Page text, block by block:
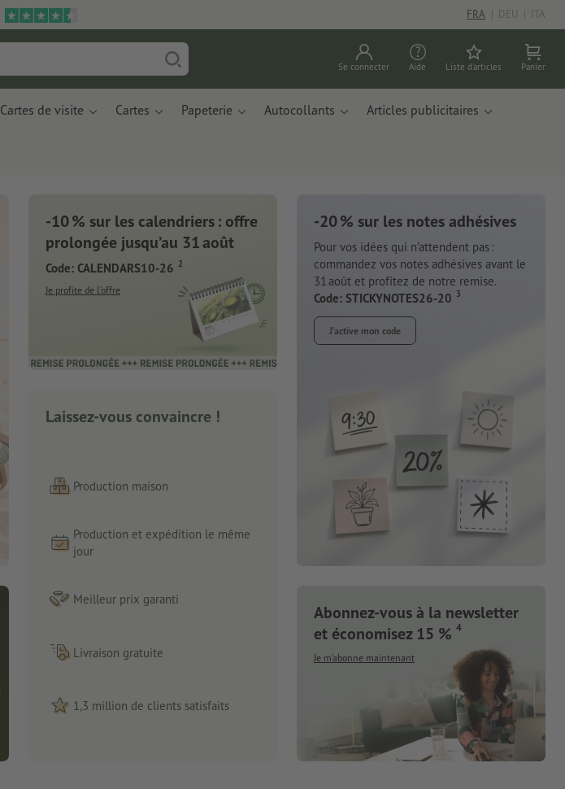
FRA | DEU | ITA
Se connecter Aide Liste d'articles Panier
Cartes de visite Cartes Papeterie Autocollants Articles publicitaires
-10 % sur les calendriers : offre
prolongée jusqu’au 31 août
Code: CALENDARS10-26 2
Je profite de l’offre
Laissez-vous convaincre !
Production maison
Production et expédition le même
jour
Meilleur prix garanti
Livraison gratuite
1,3 million de clients satisfaits
-20 % sur les notes adhésives
Pour vos idées qui n’attendent pas :
commandez vos notes adhésives avant le
31 août et profitez de notre remise.
Code: STICKYNOTES26-20 3
J’active mon code
Abonnez-vous à la newsletter
et économisez 15 % 4
Je m’abonne maintenant